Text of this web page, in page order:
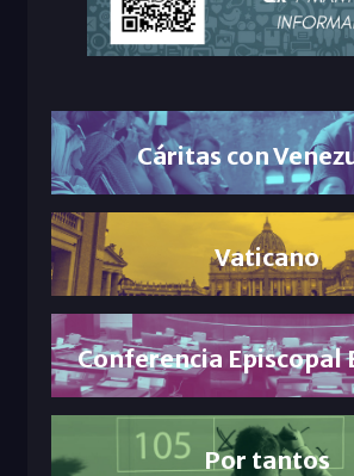
Cáritas con
Vaticano
Conferencia Episcopal
Por tantos